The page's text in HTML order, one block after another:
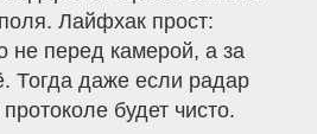
Лайфхак прост:
не перед камерой, а за
Тогда даже если радар
будет чисто.